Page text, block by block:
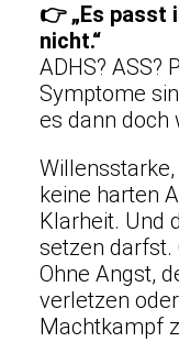
👉 „Es passt
nicht.“
ADHS? ASS?
Symptome
es dann doch
keine harten
Klarheit. Und
setzen darfst.
Ohne Angst,
verletzen
Machtkampf